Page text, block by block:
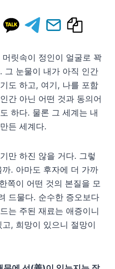
릿속이 정인이 얼굴로 꽉
그 눈물이 내가 아직 인간
도 하고, 여기, 나를 포함
간 아닌 어떤 것과 동의어
하다. 물론 그 세계는 내
든 세계다.
만 하진 않을 거다. 그렇
. 아마도 후자에 더 가까
쪽이 어떤 것의 본질을 모
드물다. 순수한 증오보다
는 주된 재료는 애증이니
, 희망이 있으니 절망이